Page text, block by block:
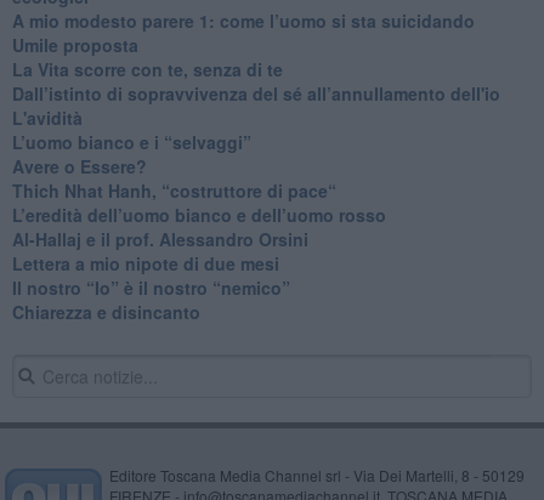
​A mio modesto parere 1: come l’uomo si sta suicidando
​Umile proposta
​La Vita scorre con te, senza di te
​Dall’istinto di sopravvivenza del sé all’annullamento dell'io
L'avidità
​L’uomo bianco e i “selvaggi”
​Avere o Essere?
​Thich Nhat Hanh, “costruttore di pace“
​L’eredità dell’uomo bianco e dell’uomo rosso
Al-Hallaj e il prof. Alessandro Orsini
​Lettera a mio nipote di due mesi
​Il nostro “Io” è il nostro “nemico”
​Chiarezza e disincanto
Editore Toscana Media Channel srl - Via Dei Martelli, 8 - 50129
FIRENZE - info@toscanamediachannel.it. TOSCANA MEDIA